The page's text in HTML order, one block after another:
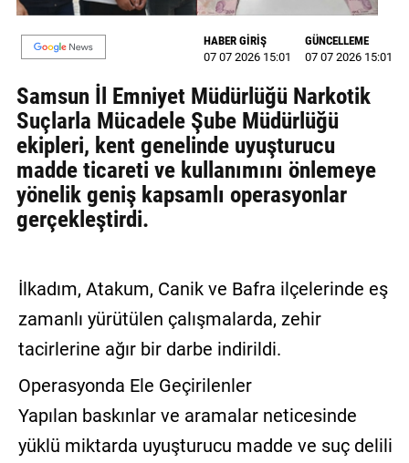
VİDEO
YAZARLAR
ULAŞIN
Künye
İletişim
Gizlilik
HABER GİRİŞ
07 07 2026 15:01
GÜNCELLEME
07 07 2026 15:01
Samsun İl Emniyet Müdürlüğü Narkotik
Suçlarla Mücadele Şube Müdürlüğü
ekipleri, kent genelinde uyuşturucu
madde ticareti ve kullanımını önlemeye
yönelik geniş kapsamlı operasyonlar
gerçekleştirdi.
İlkadım, Atakum, Canik ve Bafra ilçelerinde eş
zamanlı yürütülen çalışmalarda, zehir
tacirlerine ağır bir darbe indirildi.
Operasyonda Ele Geçirilenler
Yapılan baskınlar ve aramalar neticesinde
yüklü miktarda uyuşturucu madde ve suç delili